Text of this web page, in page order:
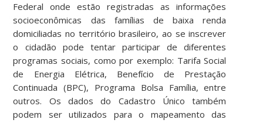
Federal onde estão registradas as informações
socioeconômicas das famílias de baixa renda
domiciliadas no território brasileiro, ao se inscrever
o cidadão pode tentar participar de diferentes
programas sociais, como por exemplo: Tarifa Social
de Energia Elétrica, Benefício de Prestação
Continuada (BPC), Programa Bolsa Família, entre
outros. Os dados do Cadastro Único também
podem ser utilizados para o mapeamento das